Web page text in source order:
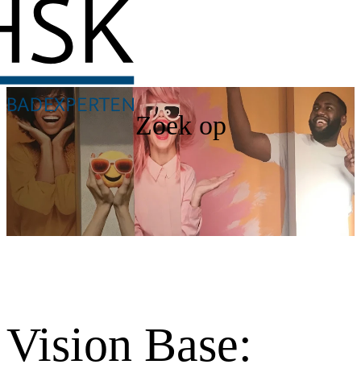
Zoek op
Vision Base: